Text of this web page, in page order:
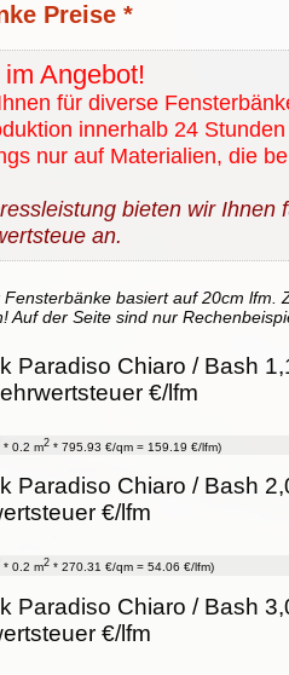
Preise *
Angebot!
für diverse
innerhalb 24
nur auf Materialien, die
bieten wir Ihnen
an.
Fensterbänke basiert auf 20cm lfm.
Auf der Seite sind nur
Paradiso Chiaro / Bash
€/lfm
* 0.2 m2 * 795.93 €/qm = 159.19 €/lfm)
Paradiso Chiaro / Bash
€/lfm
* 0.2 m2 * 270.31 €/qm = 54.06 €/lfm)
Paradiso Chiaro / Bash
€/lfm